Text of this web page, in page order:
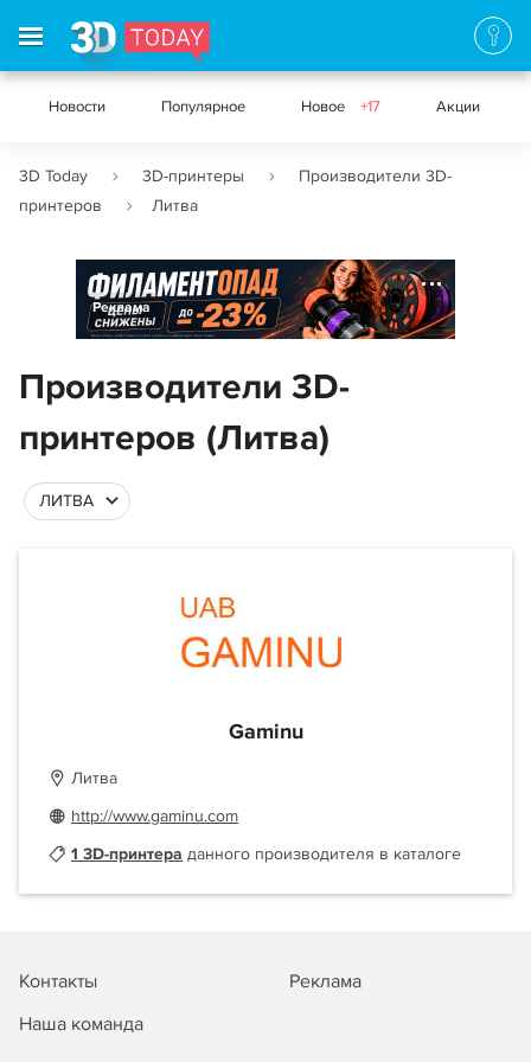
Новости Популярное Новое +17 Акции
3D Today 3D-принтеры
Производители 3D-
принтеров
Литва
Реклама
Производители 3D-
принтеров (Литва)
ЛИТВА
Gaminu
Литва
http://www.gaminu.com
1 3D-принтера данного производителя в каталоге
Контакты
Реклама
Наша команда